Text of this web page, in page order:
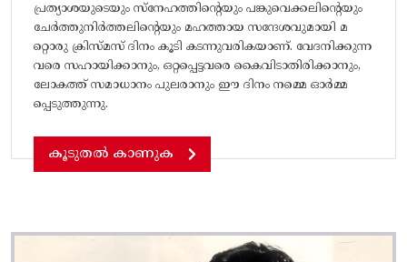
പ്രത്യാശയുടെയും സ്നേഹത്തിന്റെയും പങ്കുവെക്കലിന്റെയും
ചേർത്തുനിർത്തലിന്റെയും മഹത്തായ സന്ദേശവുമായി മ
റ്റൊരു ക്രിസ്മസ് ദിനം കൂടി കടന്നുവരികയാണ്. വേദനിക്കുന്ന
വരെ സഹായിക്കാനും, ഒറ്റപ്പെട്ടവരെ കൈവിടാതിരിക്കാനും,
ലോകത്ത് സമാധാനം പുലരാനും ഈ ദിനം നമ്മെ ഓർമ്മ
പ്പെടുത്തുന്നു.
കൂടുതൽ കാണുക